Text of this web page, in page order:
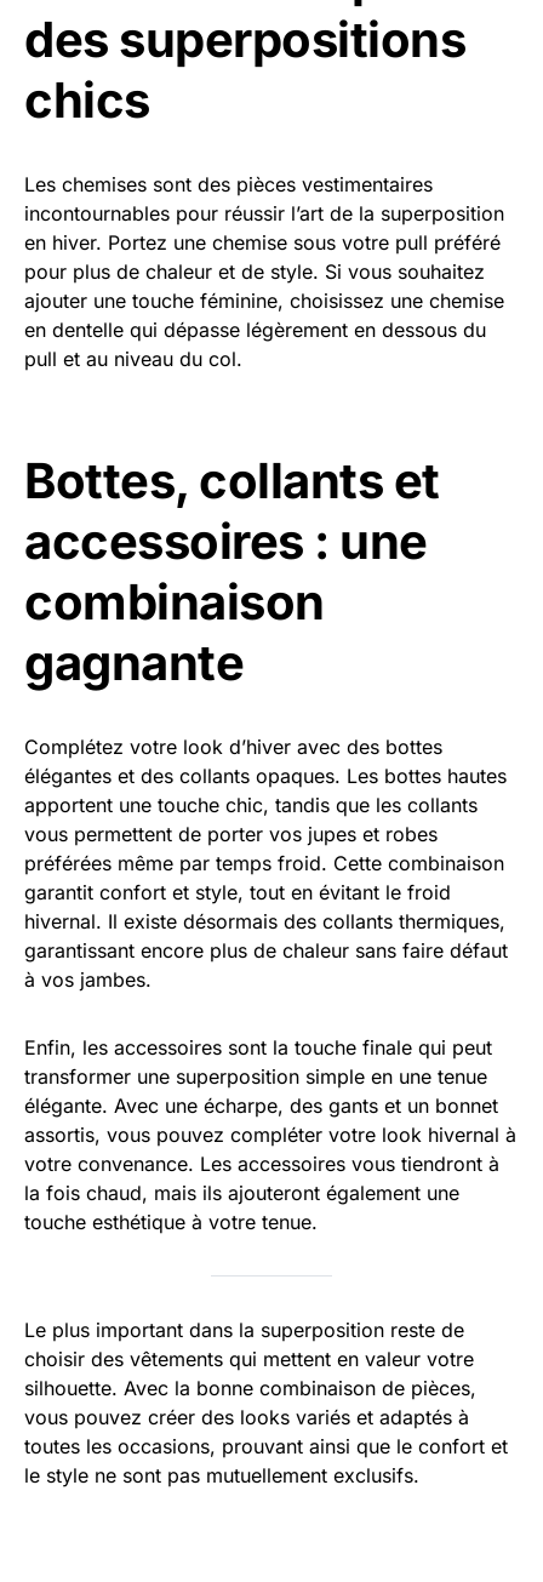
des superpositions
chics
Les chemises sont des pièces vestimentaires
incontournables pour réussir l’art de la superposition
en hiver. Portez une chemise sous votre pull préféré
pour plus de chaleur et de style. Si vous souhaitez
ajouter une touche féminine, choisissez une chemise
en dentelle qui dépasse légèrement en dessous du
pull et au niveau du col.
Bottes, collants et
accessoires : une
combinaison
gagnante
Complétez votre look d’hiver avec des bottes
élégantes et des collants opaques. Les bottes hautes
apportent une touche chic, tandis que les collants
vous permettent de porter vos jupes et robes
préférées même par temps froid. Cette combinaison
garantit confort et style, tout en évitant le froid
hivernal. Il existe désormais des collants thermiques,
garantissant encore plus de chaleur sans faire défaut
à vos jambes.
Enfin, les accessoires sont la touche finale qui peut
transformer une superposition simple en une tenue
élégante. Avec une écharpe, des gants et un bonnet
assortis, vous pouvez compléter votre look hivernal à
votre convenance. Les accessoires vous tiendront à
la fois chaud, mais ils ajouteront également une
touche esthétique à votre tenue.
Le plus important dans la superposition reste de
choisir des vêtements qui mettent en valeur votre
silhouette. Avec la bonne combinaison de pièces,
vous pouvez créer des looks variés et adaptés à
toutes les occasions, prouvant ainsi que le confort et
le style ne sont pas mutuellement exclusifs.